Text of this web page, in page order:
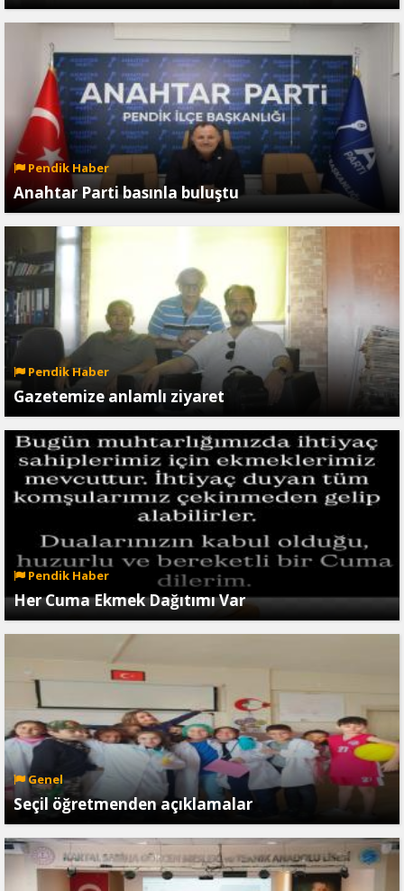
Pendik Haber
Anahtar Parti basınla buluştu
Pendik Haber
Gazetemize anlamlı ziyaret
Pendik Haber
Her Cuma Ekmek Dağıtımı Var
Genel
Seçil öğretmenden açıklamalar